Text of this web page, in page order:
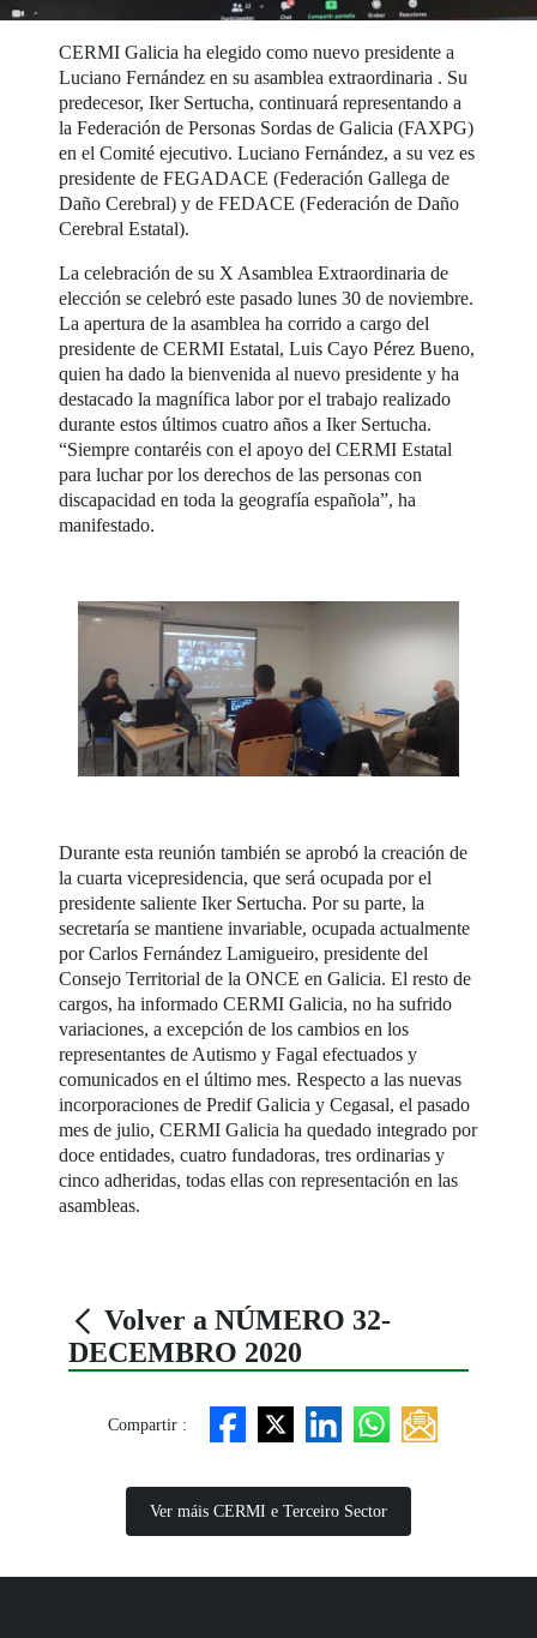
CERMI Galicia ha elegido como nuevo presidente a
Luciano Fernández en su asamblea extraordinaria . Su
predecesor, Iker Sertucha, continuará representando a
la Federación de Personas Sordas de Galicia (FAXPG)
en el Comité ejecutivo. Luciano Fernández, a su vez es
presidente de FEGADACE (Federación Gallega de
Daño Cerebral) y de FEDACE (Federación de Daño
Cerebral Estatal).
La celebración de su X Asamblea Extraordinaria de
elección se celebró este pasado lunes 30 de noviembre.
La apertura de la asamblea ha corrido a cargo del
presidente de CERMI Estatal, Luis Cayo Pérez Bueno,
quien ha dado la bienvenida al nuevo presidente y ha
destacado la magnífica labor por el trabajo realizado
durante estos últimos cuatro años a Iker Sertucha.
“Siempre contaréis con el apoyo del CERMI Estatal
para luchar por los derechos de las personas con
discapacidad en toda la geografía española”, ha
manifestado.
Durante esta reunión también se aprobó la creación de
la cuarta vicepresidencia, que será ocupada por el
presidente saliente Iker Sertucha. Por su parte, la
secretaría se mantiene invariable, ocupada actualmente
por Carlos Fernández Lamigueiro, presidente del
Consejo Territorial de la ONCE en Galicia. El resto de
cargos, ha informado CERMI Galicia, no ha sufrido
variaciones, a excepción de los cambios en los
representantes de Autismo y Fagal efectuados y
comunicados en el último mes. Respecto a las nuevas
incorporaciones de Predif Galicia y Cegasal, el pasado
mes de julio, CERMI Galicia ha quedado integrado por
doce entidades, cuatro fundadoras, tres ordinarias y
cinco adheridas, todas ellas con representación en las
asambleas.
Volver a NÚMERO 32-
DECEMBRO 2020
Compartir :
Ver máis CERMI e Terceiro Sector